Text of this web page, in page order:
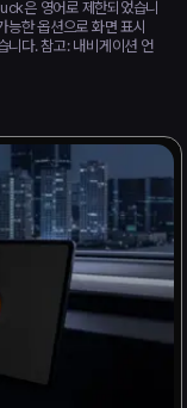
은 영어로 제한되었습니
한 옵션으로 화면 표시
니다. 참고: 내비게이션 언